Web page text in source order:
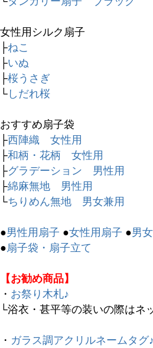
女性用シルク扇子
├ねこ
├いぬ
├桜うさぎ
└ しだれ桜
おすすめ扇子袋
├西陣織 女性用
├和柄・花柄 女性用
├グラデーション 男性用
├綿麻無地 男性用
└ちりめん無地 男女兼用
●男性用扇子 ●女性用扇子 ●男
●扇子袋・扇子立て
【お勧め商品】
・ お祭り木札♪
└浴衣・甚平等の装いの際はネ
・ ガラス調アクリルネームタグ♪
商品タグ
限定
再入荷
在庫なし商品
在庫なし商品を表示しな
商品番号/JANコード
予約商品
予約商品のみを表示
並び順
新着順